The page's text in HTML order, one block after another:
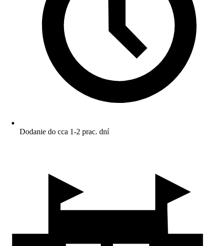
Dodanie do cca 1-2 prac. dní